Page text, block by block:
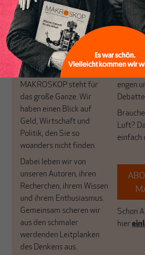
MAKROSKOP analysiert
wirtschaftspolitische
Themen aus einer
postkeynesianischen
Perspektive und ist damit
in Deutschland einzigartig.
MAKROSKOP steht für
das große Ganze. Wir
haben einen Blick auf
Geld, Wirtschaft und
Politik, den Sie so
woanders nicht finden.
Dabei leben wir von
unseren Autoren, ihren
Recherchen, ihrem Wissen
und ihrem Enthusiasmus.
Gemeinsam scheren wir
aus den schmaler
werdenden Leitplanken
des Denkens aus.
Wir
in der
öffnen
engen
Luft?
einfach
Schon
hier